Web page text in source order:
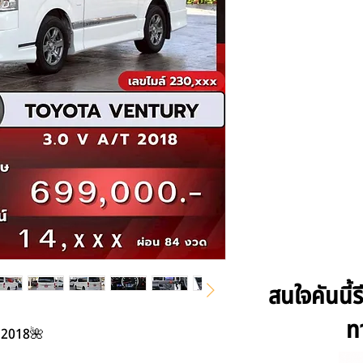
สนใจคันนี้